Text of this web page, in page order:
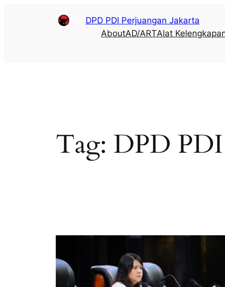
DPD PDI Perjuangan Jakarta
AboutAD/ARTAlat
Tag: DPD